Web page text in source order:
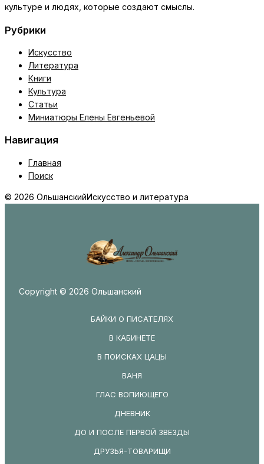
культуре и людях, которые создают смыслы.
Рубрики
Искусство
Литература
Книги
Культура
Статьи
Миниатюры Елены Евгеньевой
Навигация
Главная
Поиск
© 2026 ОльшанскийИскусство и литература
Copyright © 2026 Ольшанский
БАЙКИ О ПИСАТЕЛЯХ
В КАБИНЕТЕ
В ПОИСКАХ ЦАЦЫ
ВАНЯ
ГЛАС ВОПИЮЩЕГО
ДНЕВНИК
ДО И ПОСЛЕ ПЕРВОЙ ЗВЕЗДЫ
ДРУЗЬЯ-ТОВАРИЩИ